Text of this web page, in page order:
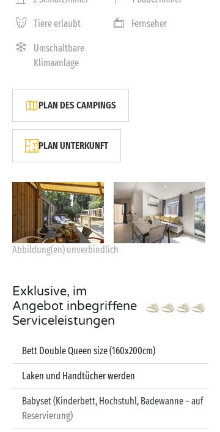
Tiere erlaubt Fernseher
Umschaltbare
Klimaanlage
PLAN DES CAMPINGS
PLAN UNTERKUNFT
Abbildung(en) unverbindlich
Exklusive, im
Angebot inbegriffene
Serviceleistungen
Bett Double Queen size (160x200cm)
Laken und Handtücher werden
Babyset (Kinderbett, Hochstuhl, Badewanne – auf
Reservierung)